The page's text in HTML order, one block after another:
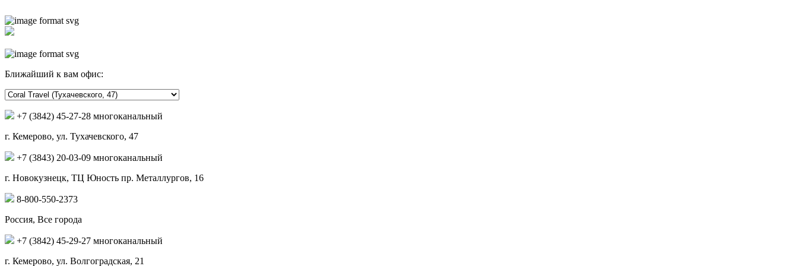
Ближайший к вам офис:
+7 (3842) 45-27-28 многоканальный
г. Кемерово, ул. Тухачевского, 47
+7 (3843) 20-03-09 многоканальный
г. Новокузнецк, ТЦ Юность пр. Металлургов, 16
8-800-550-2373
Россия, Все города
+7 (3842) 45-29-27 многоканальный
г. Кемерово, ул. Волгоградская, 21